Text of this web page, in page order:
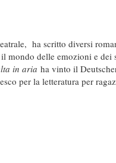
ha scritto diversi
mondo delle emozioni e dei
in aria ha vinto il
per la letteratura per